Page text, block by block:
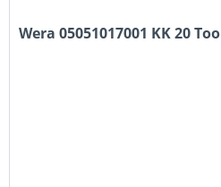
Wera 05051017001 KK 20